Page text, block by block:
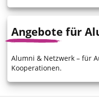
Angebote für
Alumni & Netzwerk – für
Kooperationen.